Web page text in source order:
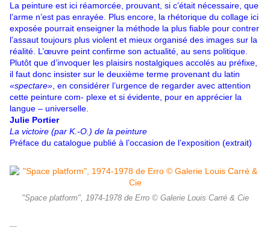
La peinture est ici réamorcée, prouvant, si c’était nécessaire, que
l’arme n’est pas enrayée. Plus encore, la rhétorique du collage ici
exposée pourrait enseigner la méthode la plus fiable pour contrer
l’assaut toujours plus violent et mieux organisé des images sur la
réalité. L’œuvre peint confirme son actualité, au sens politique.
Plutôt que d’invoquer les plaisirs nostalgiques accolés au préfixe,
il faut donc insister sur le deuxième terme provenant du latin
«spectare» , en considérer l’urgence de regarder avec attention
cette peinture com- plexe et si évidente, pour en apprécier la
langue – universelle.
Julie Portier
La victoire (par K.-O.) de la peinture
Préface du catalogue publié à l’occasion de l’exposition (extrait)
"Space platform", 1974-1978 de Erro © Galerie Louis Carré & Cie